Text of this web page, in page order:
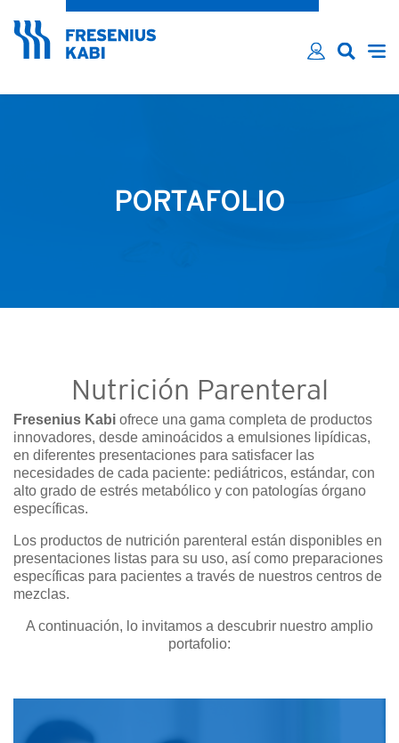
Email*
PORTAFOLIO
Nutrición Parenteral
Fresenius Kabi ofrece una gama completa de productos
innovadores, desde aminoácidos a emulsiones lipídicas,
en diferentes presentaciones para satisfacer las
necesidades de cada paciente: pediátricos, estándar, con
alto grado de estrés metabólico y con patologías órgano
específicas.
Los productos de nutrición parenteral están disponibles en
presentaciones listas para su uso, así como preparaciones
específicas para pacientes a través de nuestros centros de
mezclas.
A continuación, lo invitamos a descubrir nuestro amplio
portafolio: